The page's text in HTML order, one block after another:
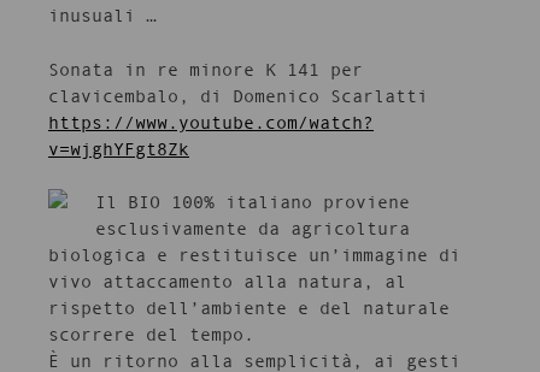
inusuali …
Sonata in re minore K 141 per
clavicembalo, di Domenico Scarlatti
https://www.youtube.com/watch?
v=wjghYFgt8Zk
Il BIO 100% italiano proviene
esclusivamente da agricoltura
biologica e restituisce un’immagine di
vivo attaccamento alla natura, al
rispetto dell’ambiente e del naturale
scorrere del tempo.
È un ritorno alla semplicità, ai gesti